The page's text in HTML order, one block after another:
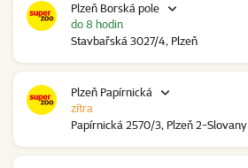
Plzeň Borská pole
Stavbařská 3027/4, Plzeň
do 8 hodin
Plzeň Papírnická
Papírnická 2570/3, Plzeň 2-Slovany
zítra